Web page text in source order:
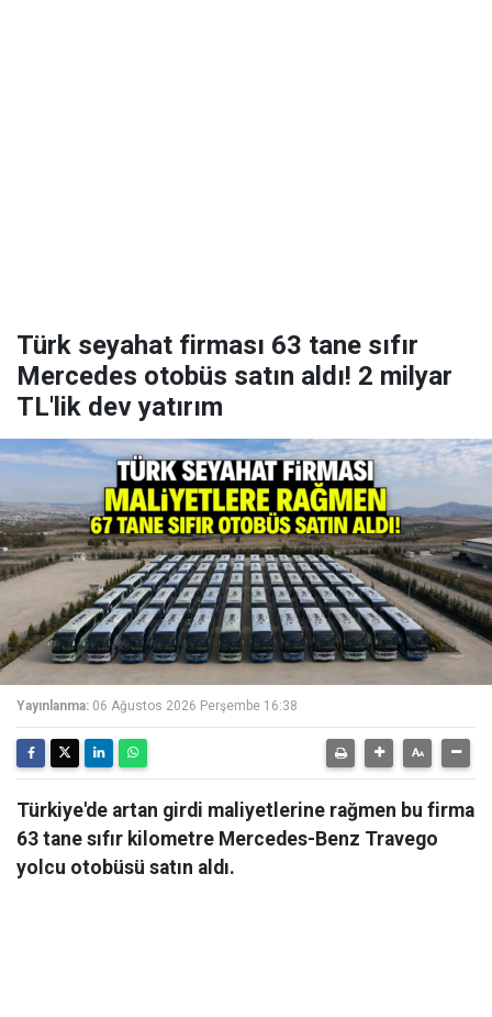
Türk seyahat firması 63 tane sıfır
Mercedes otobüs satın aldı! 2 milyar
TL'lik dev yatırım
Yayınlanma: 06 Ağustos 2026 Perşembe 16:38
Türkiye'de artan girdi maliyetlerine rağmen bu firma
63 tane sıfır kilometre Mercedes-Benz Travego
yolcu otobüsü satın aldı.